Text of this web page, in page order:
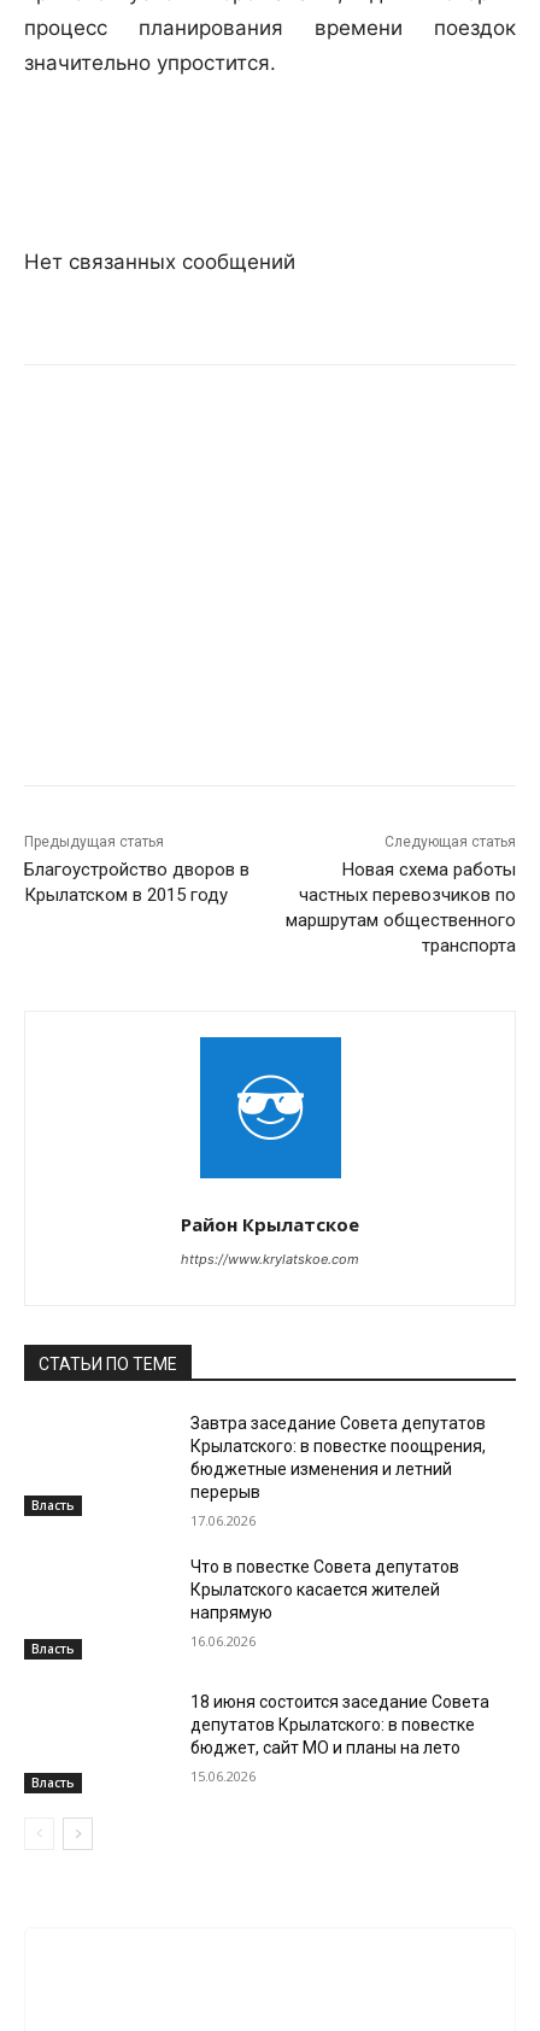
процесс планирования времени поездок
значительно упростится.
Нет связанных сообщений
Предыдущая статья
Благоустройство дворов в
Крылатском в 2015 году
Следующая статья
Новая схема работы
частных перевозчиков по
маршрутам общественного
транспорта
Район Крылатское
https://www.krylatskoe.com
СТАТЬИ ПО ТЕМЕ
Власть
Завтра заседание Совета депутатов
Крылатского: в повестке поощрения,
бюджетные изменения и летний
перерыв
17.06.2026
Власть
Что в повестке Совета депутатов
Крылатского касается жителей
напрямую
16.06.2026
Власть
18 июня состоится заседание Совета
депутатов Крылатского: в повестке
бюджет, сайт МО и планы на лето
15.06.2026